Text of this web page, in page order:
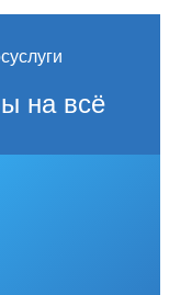
на всё